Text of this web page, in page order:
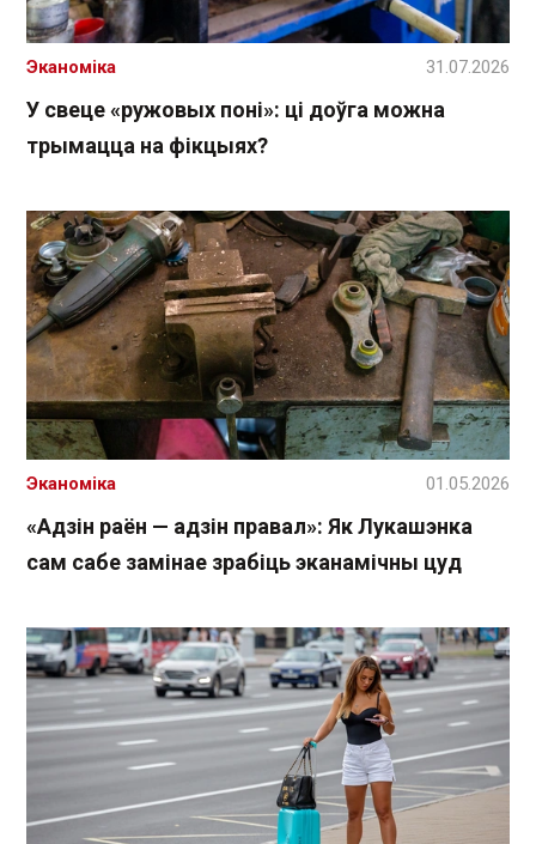
У свеце «ружовых поні»: ці доўга можна
трымацца на фікцыях?
Эканоміка 31.07.2026
«Адзін раён — адзін правал»: Як Лукашэнка
сам сабе замінае зрабіць эканамічны цуд
Эканоміка 01.05.2026